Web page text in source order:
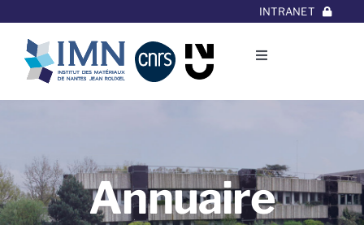
au
contenu
INTRANET
Toggle
L’Institut
Equipes Annuaire